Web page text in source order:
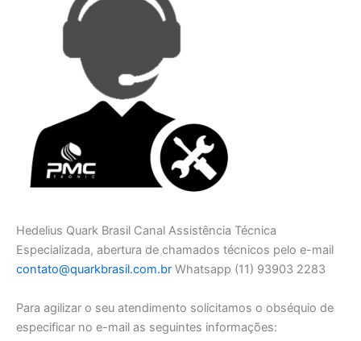
Hedelius Quark Brasil Canal Assistência Técnica
Especializada, abertura de chamados técnicos pelo e-mail
contato@quarkbrasil.com.br Whatsapp (11) 93903 2283
Para agilizar o seu atendimento solicitamos o obséquio de
especificar no e-mail as seguintes informações: